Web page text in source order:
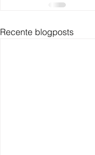
Recente blogposts